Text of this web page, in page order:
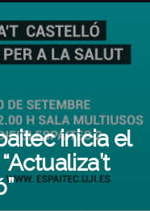
inicia el